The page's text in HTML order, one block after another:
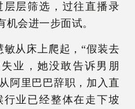
层筛选，过往直播录
机会进一步面试。
从床上爬起，“假装去
业，她没敢告诉男朋
阿里巴巴辞职，加入直
业已经整体在走下坡